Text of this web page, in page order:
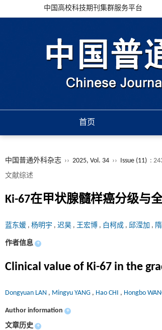
中国高校科技期刊集群服务平台
首页
中国普通外科杂志 ›› 2025, Vol. 34 ›› Issue (11) :
文献综述
Ki-67在甲状腺髓样癌分级与
蓝东媛 , 杨明宇 , 迟昊 , 王宏博 , 白柯成 , 邱滢加 ,
作者信息 +
Clinical value of Ki-67 in the
Dongyuan LAN , Mingyu YANG , Hao CHI , Hongbo
Author information +
文章历史 +